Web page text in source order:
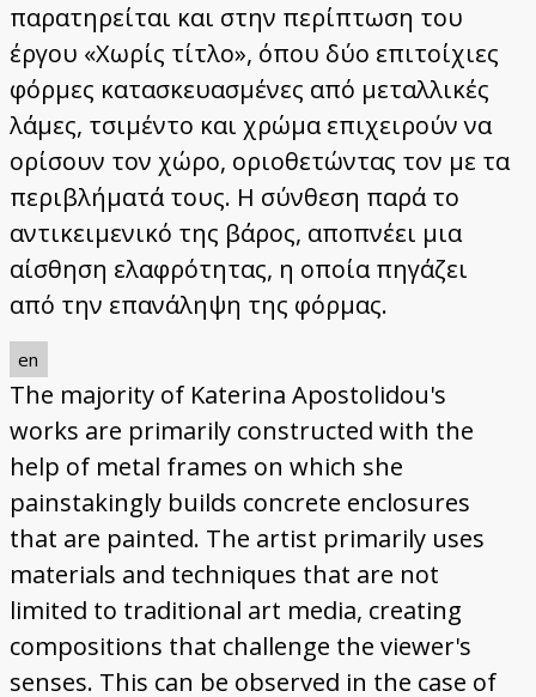
παρατηρείται και στην περίπτωση του
έργου «Χωρίς τίτλο», όπου δύο επιτοίχιες
φόρμες κατασκευασμένες από μεταλλικές
λάμες, τσιμέντο και χρώμα επιχειρούν να
ορίσουν τον χώρο, οριοθετώντας τον με τα
περιβλήματά τους. Η σύνθεση παρά το
αντικειμενικό της βάρος, αποπνέει μια
αίσθηση ελαφρότητας, η οποία πηγάζει
από την επανάληψη της φόρμας.
en
The majority of Katerina Apostolidou's
works are primarily constructed with the
help of metal frames on which she
painstakingly builds concrete enclosures
that are painted. The artist primarily uses
materials and techniques that are not
limited to traditional art media, creating
compositions that challenge the viewer's
senses. This can be observed in the case of